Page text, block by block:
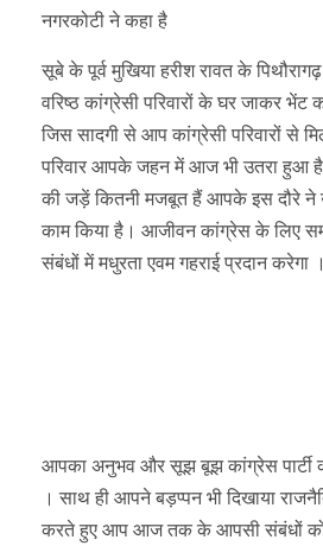
नगरकोटी ने कहा है
सूबे के पूर्व मुखिया हरीश रावत के
वरिष्ठ कांग्रेसी परिवारों के घर जाकर भेंट
जिस सादगी से आप कांग्रेसी परिवारों से
परिवार आपके जहन में आज भी उतरा हुआ है
की जड़ें कितनी मजबूत हैं आपके इस दौरे ने
काम किया है। आजीवन कांग्रेस के लिए
संबंधों में मधुरता एवम गहराई प्रदान करेगा ।
आपका अनुभव और सूझ बूझ कांग्रेस पार्टी
। साथ ही आपने बड़प्पन भी दिखाया
करते हुए आप आज तक के आपसी संबंधों को